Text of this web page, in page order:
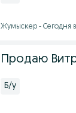
Жумыскер - Сегодня
Продаю
Б/у